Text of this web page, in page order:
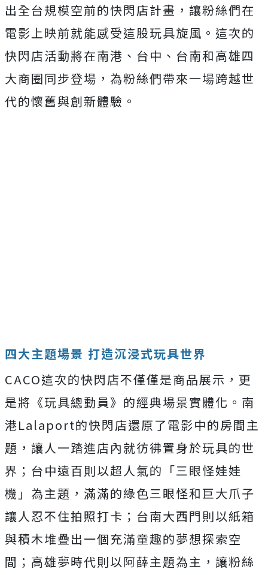
出全台規模空前的快閃店計畫，讓粉絲們在
電影上映前就能感受這股玩具旋風。這次的
快閃店活動將在南港、台中、台南和高雄四
大商圈同步登場，為粉絲們帶來一場跨越世
代的懷舊與創新體驗。
四大主題場景 打造沉浸式玩具世界
CACO這次的快閃店不僅僅是商品展示，更
是將《玩具總動員》的經典場景實體化。南
港Lalaport的快閃店還原了電影中的房間主
題，讓人一踏進店內就彷彿置身於玩具的世
界；台中遠百則以超人氣的「三眼怪娃娃
機」為主題，滿滿的綠色三眼怪和巨大爪子
讓人忍不住拍照打卡；台南大西門則以紙箱
與積木堆疊出一個充滿童趣的夢想探索空
間；高雄夢時代則以阿薛主題為主，讓粉絲